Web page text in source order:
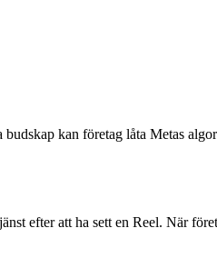
kan företag låta Metas
efter att ha sett en Reel. När